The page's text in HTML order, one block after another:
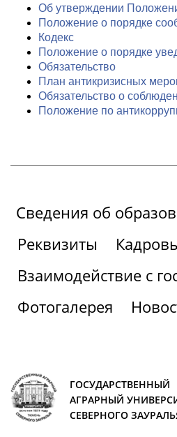
Об утверждении
Положение о порядке
Кодекс
Положение о порядке
Обязательство
План антикризисных
Обязательство о
Положение по
Сведения об
Реквизиты
Взаимодействие с
Фотогалерея
ГОСУДАРСТВЕННЫЙ
АГРАРНЫЙ
СЕВЕРНОГО